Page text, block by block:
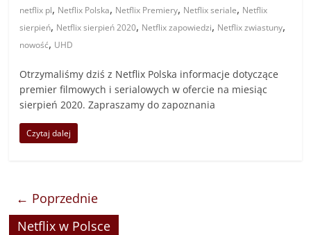
netflix pl, Netflix Polska, Netflix Premiery, Netflix seriale, Netflix
sierpień, Netflix sierpień 2020, Netflix zapowiedzi, Netflix zwiastuny,
nowość, UHD
Otrzymaliśmy dziś z Netflix Polska informacje dotyczące
premier filmowych i serialowych w ofercie na miesiąc
sierpień 2020. Zapraszamy do zapoznania
Czytaj dalej
← Poprzednie
Netflix w Polsce